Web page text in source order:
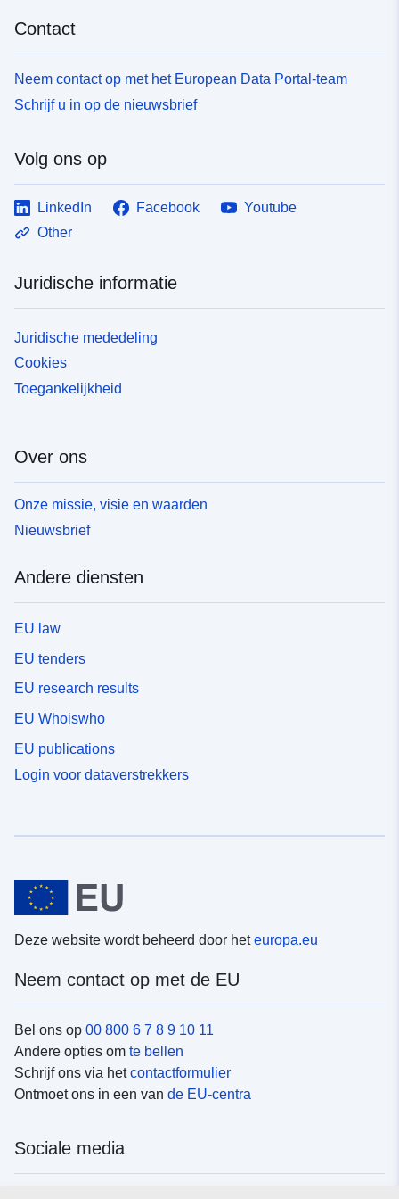
Contact
Neem contact op met het European Data Portal-team
Schrijf u in op de nieuwsbrief
Volg ons op
LinkedIn Facebook
Youtube
Other
Juridische informatie
Juridische mededeling
Cookies
Toegankelijkheid
Over ons
Onze missie, visie en waarden
Nieuwsbrief
Andere diensten
EU law
EU tenders
EU research results
EU Whoiswho
EU publications
Login voor dataverstrekkers
Deze website wordt beheerd door heteuropa.eu
Neem contact op met de EU
Bel ons op 00 800 6 7 8 9 10 11
Andere opties om te bellen
Schrijf ons via hetcontactformulier
Ontmoet ons in een van de EU-centra
Sociale media